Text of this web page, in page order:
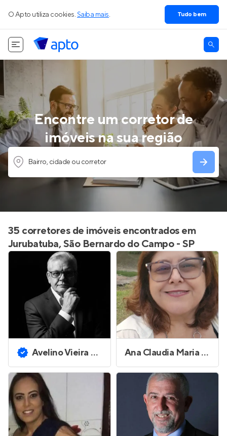
O Apto utiliza cookies. Saiba mais. Tudo bem
Encontre um corretor de
imóveis na sua região
Bairro, cidade ou corretor
35 corretores de imóveis encontrados em
Jurubatuba, São Bernardo do Campo - SP
Avelino Vieira Ferreira Ana Claudia Maria Ferreira Alves